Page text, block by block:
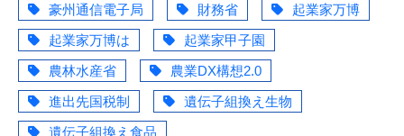
豪州通信電子局
財務省
起業家万博
起業家万博は
起業家甲子園
農林水産省
農業DX構想2.0
進出先国税制
遺伝子組換え生物
遺伝子組換え食品